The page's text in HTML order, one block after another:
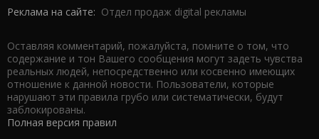
Реклама на сайте: Отдел продаж digital рекламы
Оставляя комментарий, пожалуйста, помните о том, что
содержание и тон Вашего сообщения могут задеть чувства
реальных людей, непосредственно или косвенно имеющих
отношение к данной новости. Пользователи, которые
нарушают эти правила грубо или систематически, будут
заблокированы.
Полная версия правил